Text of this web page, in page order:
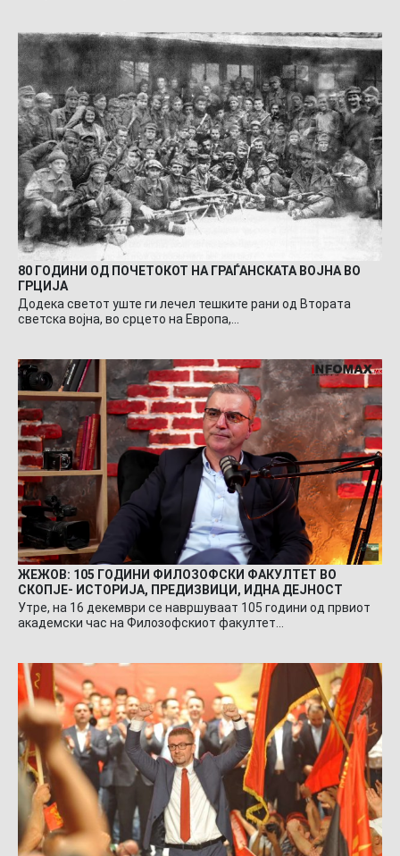
80 ГОДИНИ ОД ПОЧЕТОКОТ НА ГРАЃАНСКАТА ВОЈНА ВО
ГРЦИЈА
Додека светот уште ги лечел тешките рани од Втората
светска војна, во срцето на Европа,…
ЖЕЖОВ: 105 ГОДИНИ ФИЛОЗОФСКИ ФАКУЛТЕТ ВО
СКОПЈЕ- ИСТОРИЈА, ПРЕДИЗВИЦИ, ИДНА ДЕЈНОСТ
Утре, на 16 декември се навршуваат 105 години од првиот
академски час на Филозофскиот факултет…